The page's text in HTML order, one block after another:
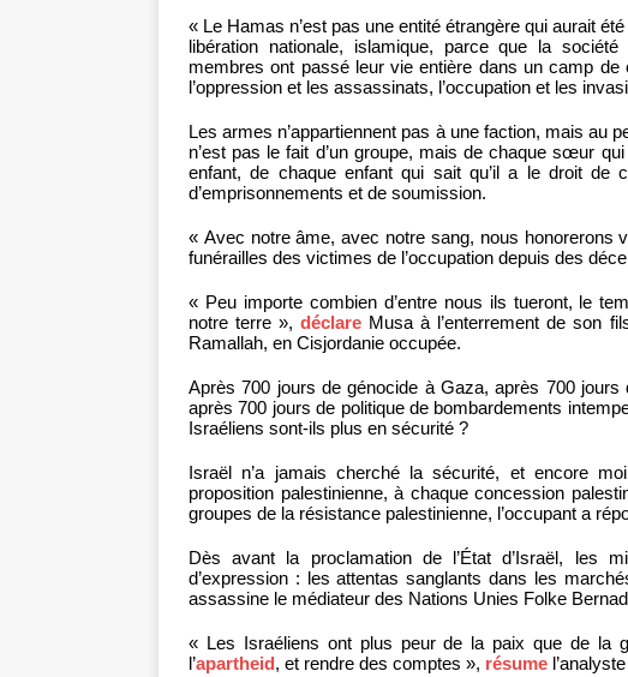
« Le Hamas n’est pas une entité étrangère qui aurait
libération nationale, islamique, parce que la
membres ont passé leur vie entière dans un camp
l’oppression et les assassinats, l’occupation et les
Les armes n’appartiennent pas à une faction, mais au
n’est pas le fait d’un groupe, mais de chaque sœur
enfant, de chaque enfant qui sait qu’il a le droit de
d’emprisonnements et de soumission.
« Avec notre âme, avec notre sang, nous honorerons
funérailles des victimes de l’occupation depuis des
« Peu importe combien d’entre nous ils tueront, le
notre terre »,déclare Musa à l’enterrement de son
Ramallah, en Cisjordanie occupée.
Après 700 jours de génocide à Gaza, après 700 jours
après 700 jours de politique de bombardements
Israéliens sont-ils plus en sécurité ?
Israël n’a jamais cherché la sécurité, et encore
proposition palestinienne, à chaque concession
groupes de la résistance palestinienne, l’occupant a
Dès avant la proclamation de l’État d’Israël, les
d’expression : les attentas sanglants dans les
assassine le médiateur des Nations Unies Folke
« Les Israéliens ont plus peur de la paix que de la
l’apartheid, et rendre des comptes », résume